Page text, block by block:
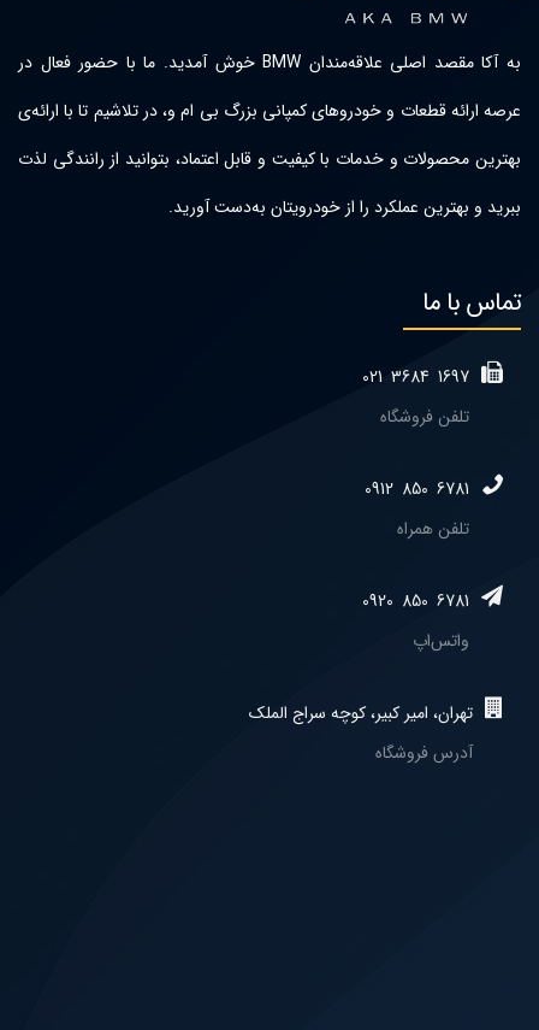
به آکا مقصد اصلی علاقه‌مندان BMW خوش آمدید. ما با حضور فعال در
عرصه ارائه قطعات و خودروهای کمپانی بزرگ بی ام و، در تلاشیم تا با ارائه‌ی
بهترین محصولات و خدمات با کیفیت و قابل اعتماد، بتوانید از رانندگی لذت
ببرید و بهترین عملکرد را از خودرویتان به‌دست آورید.
تماس با ما
021 3684 1697
تلفن فروشگاه
0912 850 6781
تلفن همراه
0920 850 6781
واتس‌اپ
تهران، امیر کبیر، کوچه سراج الملک
آدرس فروشگاه